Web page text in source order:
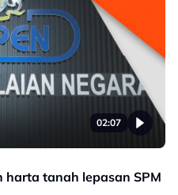
02:07
harta tanah lepasan SPM